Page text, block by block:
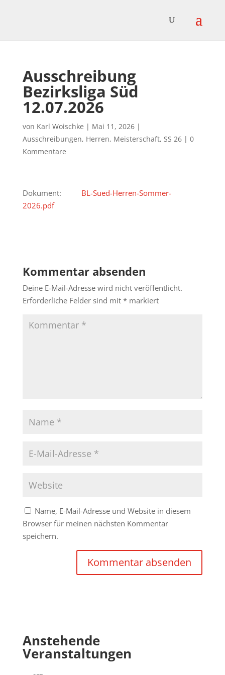
Ausschreibung
Bezirksliga Süd
12.07.2026
von Karl Woischke | Mai 11, 2026|
Ausschreibungen, Herren, Meisterschaft, SS 26| 0
Kommentare
Dokument:
BL-Sued-Herren-Sommer-
2026.pdf
Kommentar absenden
Deine E-Mail-Adresse wird nicht veröffentlicht.
Erforderliche Felder sind mit *markiert
Name, E-Mail-Adresse und Website in diesem
Browser für meinen nächsten Kommentar
speichern.
Anstehende
Veranstaltungen